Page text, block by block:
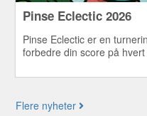
Pinse Eclectic 2026
Pinse Eclectic er en
forbedre din score på
Flere nyheter